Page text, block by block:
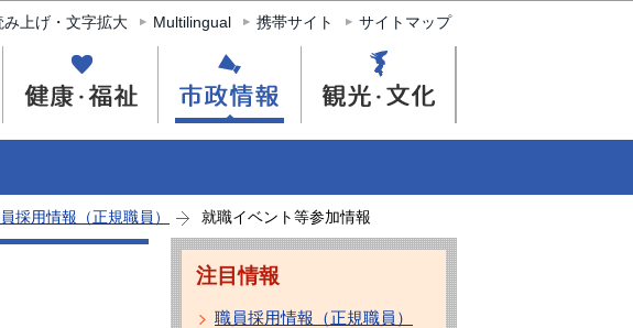
み上げ・文字拡大 Multilingual 携帯サイト サイトマップ
採用情報（正規職員） 就職イベント等参加情報
注目情報
職員採用情報（正規職員）